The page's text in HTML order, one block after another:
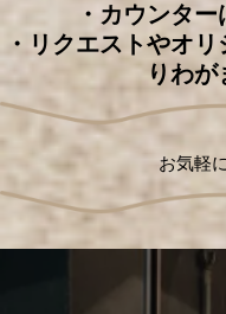
・カウンタ
・リクエストやオ
りわが
お気軽